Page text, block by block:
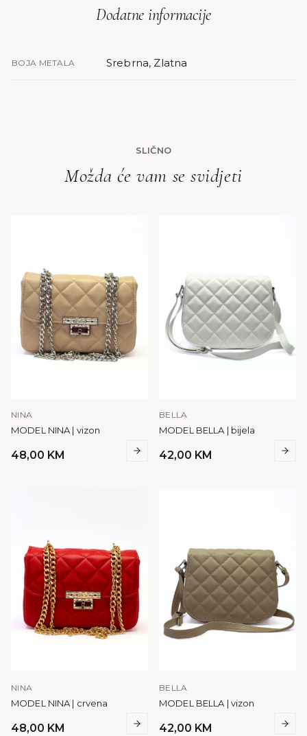
Dodatne informacije
BOJA METALA Srebrna, Zlatna
SLIČNO
Možda će vam se svidjeti
NINA
MODEL NINA | vizon
48,00 KM
BELLA
MODEL BELLA | bijela
42,00 KM
NINA
MODEL NINA | crvena
48,00 KM
BELLA
MODEL BELLA | vizon
42,00 KM